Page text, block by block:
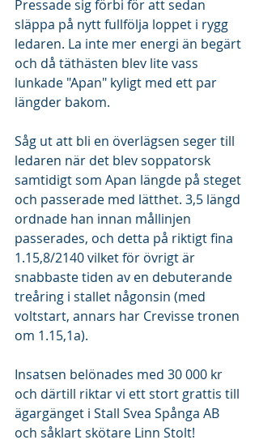
Pressade sig förbi för att sedan
släppa på nytt fullfölja loppet i rygg
ledaren. La inte mer energi än begärt
och då täthästen blev lite vass
lunkade "Apan" kyligt med ett par
längder bakom.
Såg ut att bli en överlägsen seger till
ledaren när det blev soppatorsk
samtidigt som Apan längde på steget
och passerade med lätthet. 3,5 längd
ordnade han innan mållinjen
passerades, och detta på riktigt fina
1.15,8/2140 vilket för övrigt är
snabbaste tiden av en debuterande
treåring i stallet någonsin (med
voltstart, annars har Crevisse tronen
om 1.15,1a).
Insatsen belönades med 30 000 kr
och därtill riktar vi ett stort grattis till
ägargänget i Stall Svea Spånga AB
och såklart skötare Linn Stolt!